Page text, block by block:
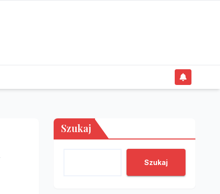
Szukaj
Szukaj